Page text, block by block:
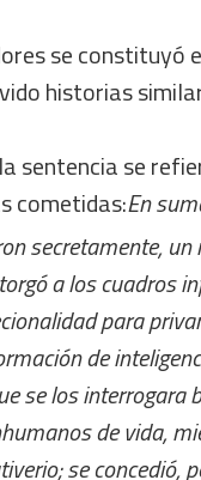
se constituyó
historias
sentencia se
cometidas:En
secretamente,
a los cuadros
para
de
se los interrogara
de vida,
se concedió,